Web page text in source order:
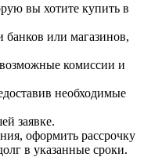
вы хотите купить в
или магазинов,
комиссии и
необходимые
заявке.
оформить рассрочку
в указанные сроки.